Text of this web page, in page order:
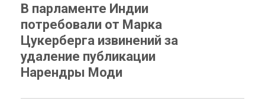
В парламенте Индии
потребовали от Марка
Цукерберга извинений за
удаление публикации
Нарендры Моди